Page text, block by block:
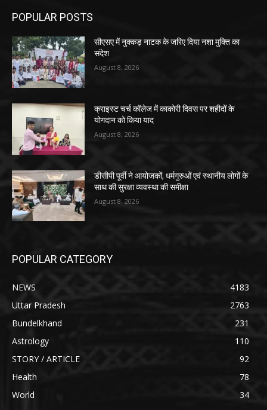
POPULAR POSTS
सीएसए में नुक्कड़ नाटक के जरिए दिया नशा मुक्ति का
संदेश
August 8, 2026
क्राइस्ट चर्च कॉलेज में काकोरी दिवस पर शहीदों के
योगदान को किया याद
August 8, 2026
डीसीपी पूर्वी ने आयोजकों, धर्मगुरुओं एवं स्थानीय लोगों के
साथ की सुरक्षा व्यवस्था की समीक्षा
August 8, 2026
POPULAR CATEGORY
NEWS
4183
Uttar Pradesh
2763
Bundelkhand
231
Astrology
110
STORY / ARTICLE
92
Health
78
World
34